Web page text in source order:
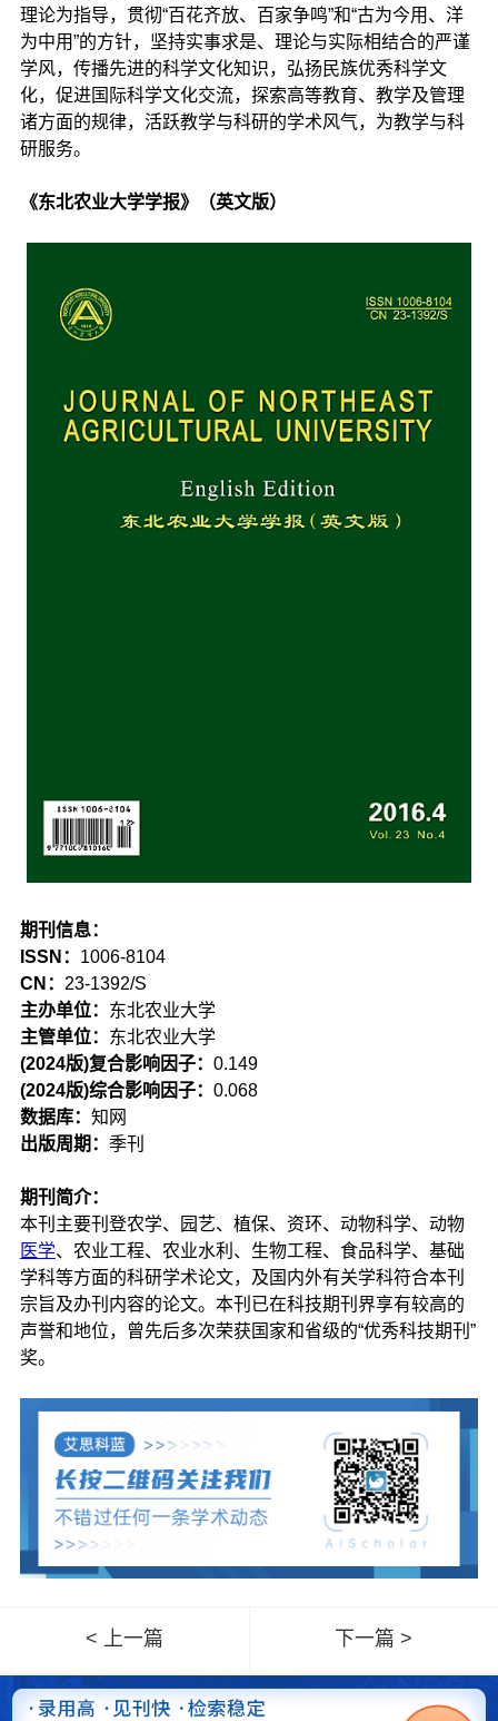
理论为指导，贯彻“百花齐放、百家争鸣”和“古为今用、洋
为中用”的方针，坚持实事求是、理论与实际相结合的严谨
学风，传播先进的科学文化知识，弘扬民族优秀科学文
化，促进国际科学文化交流，探索高等教育、教学及管理
诸方面的规律，活跃教学与科研的学术风气，为教学与科
研服务。
《东北农业大学学报》（英文版）
期刊信息：
ISSN： 1006-8104
CN： 23-1392/S
主办单位： 东北农业大学
主管单位： 东北农业大学
(2024版)复合影响因子： 0.149
(2024版)综合影响因子： 0.068
数据库： 知网
出版周期： 季刊
期刊简介：
本刊主要刊登农学、园艺、植保、资环、动物科学、动物
医学、农业工程、农业水利、生物工程、食品科学、基础
学科等方面的科研学术论文，及国内外有关学科符合本刊
宗旨及办刊内容的论文。本刊已在科技期刊界享有较高的
声誉和地位，曾先后多次荣获国家和省级的“优秀科技期刊”
奖。
< 上一篇 下一篇 >